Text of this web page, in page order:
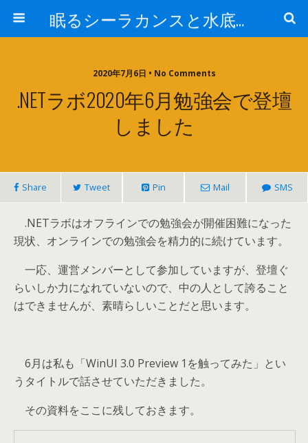
眠るシーラカンスと水底のプログラマー
2020年7月6日 • No Comments
.NETラボ2020年6月勉強会で登壇
しました
Share Tweet Pin Mail SMS
.NETラボはオフラインでの勉強会が開催困難になった
現状、オンラインでの勉強会を精力的に続けています。
一応、運営メンバーとして参加していますが、登壇ぐ
らいしか力になれていないので、中の人として誇ること
はできませんが、素晴らしいことだと思います。
6月は私も「WinUI 3.0 Preview 1を触ってみた」とい
うタイトルで話させていただきました。
その資料をここに残しておきます。